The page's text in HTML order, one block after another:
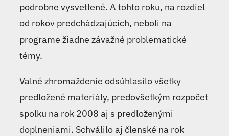
podrobne vysvetlené. A tohto roku, na rozdiel
od rokov predchádzajúcich, neboli na
programe žiadne závažné problematické
témy.
Valné zhromaždenie odsúhlasilo všetky
predložené materiály, predovšetkým rozpočet
spolku na rok 2008 aj s predloženými
doplneniami. Schválilo aj členské na rok